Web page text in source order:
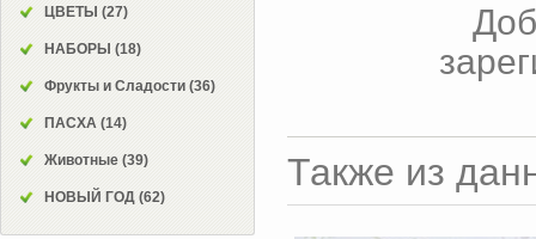
Также из
ЦВЕТЫ (27)
НАБОРЫ (18)
Фрукты и Сладости (36)
ПАСХА (14)
Животные (39)
НОВЫЙ ГОД (62)